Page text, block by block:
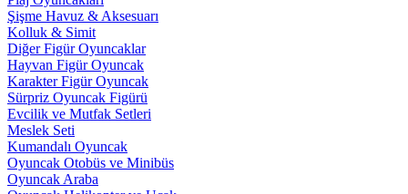
Şişme Havuz & Aksesuarı
Kolluk & Simit
Diğer Figür Oyuncaklar
Hayvan Figür Oyuncak
Karakter Figür Oyuncak
Sürpriz Oyuncak Figürü
Evcilik ve Mutfak Setleri
Meslek Seti
Kumandalı Oyuncak
Oyuncak Otobüs ve Minibüs
Oyuncak Araba